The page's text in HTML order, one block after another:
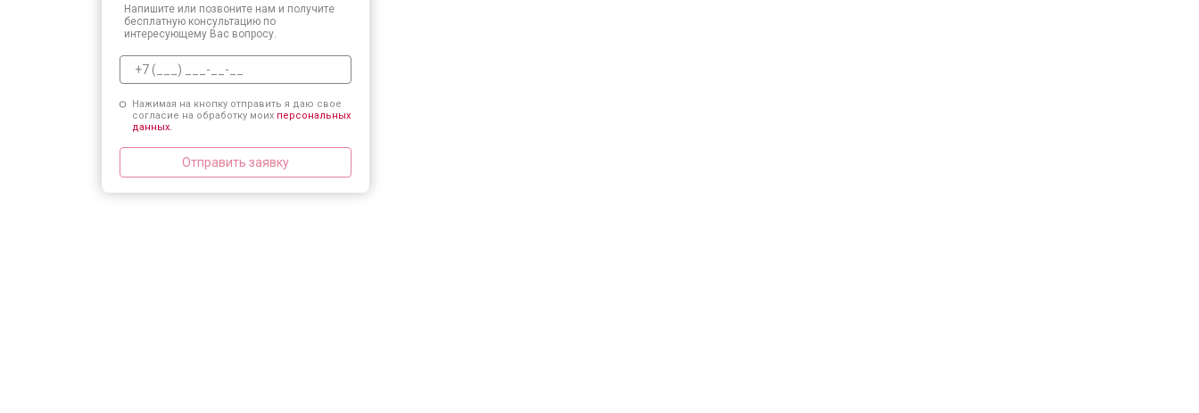
Напишите или позвоните нам и получите
бесплатную консультацию по
интересующему Вас вопросу.
Нажимая на кнопку отправить я даю свое
согласие на обработку моих персональных
данных.
Отправить заявку